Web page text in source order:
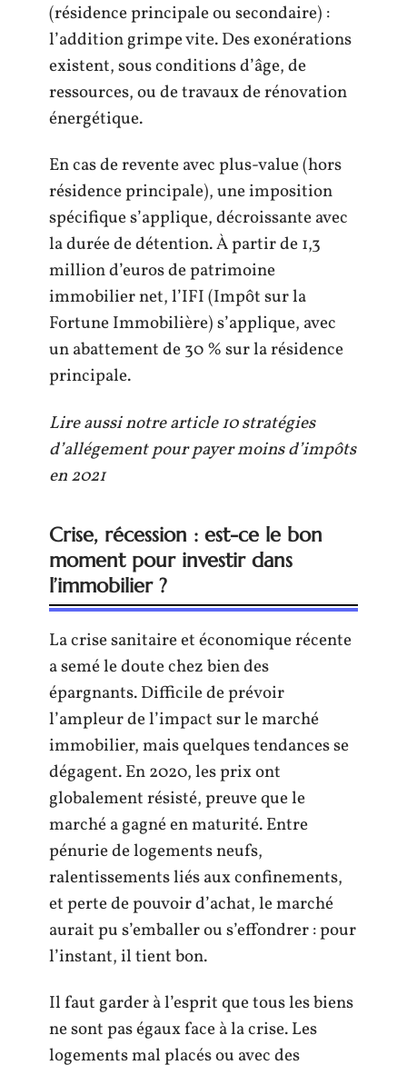
(résidence principale ou secondaire) :
l’addition grimpe vite. Des exonérations
existent, sous conditions d’âge, de
ressources, ou de travaux de rénovation
énergétique.
En cas de revente avec plus-value (hors
résidence principale), une imposition
spécifique s’applique, décroissante avec
la durée de détention. À partir de 1,3
million d’euros de patrimoine
immobilier net, l’IFI (Impôt sur la
Fortune Immobilière) s’applique, avec
un abattement de 30 % sur la résidence
principale.
Lire aussi notre article 10 stratégies
d’allégement pour payer moins d’impôts
en 2021
Crise, récession : est-ce le bon
moment pour investir dans
l’immobilier ?
La crise sanitaire et économique récente
a semé le doute chez bien des
épargnants. Difficile de prévoir
l’ampleur de l’impact sur le marché
immobilier, mais quelques tendances se
dégagent. En 2020, les prix ont
globalement résisté, preuve que le
marché a gagné en maturité. Entre
pénurie de logements neufs,
ralentissements liés aux confinements,
et perte de pouvoir d’achat, le marché
aurait pu s’emballer ou s’effondrer : pour
l’instant, il tient bon.
Il faut garder à l’esprit que tous les biens
ne sont pas égaux face à la crise. Les
logements mal placés ou avec des